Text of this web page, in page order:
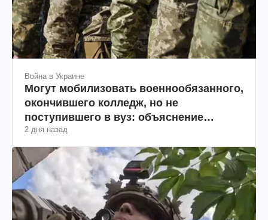
Война в Украине
Могут мобилизовать военнообязанного,
окончившего колледж, но не
поступившего в вуз: объяснение
юриста
2 дня назад